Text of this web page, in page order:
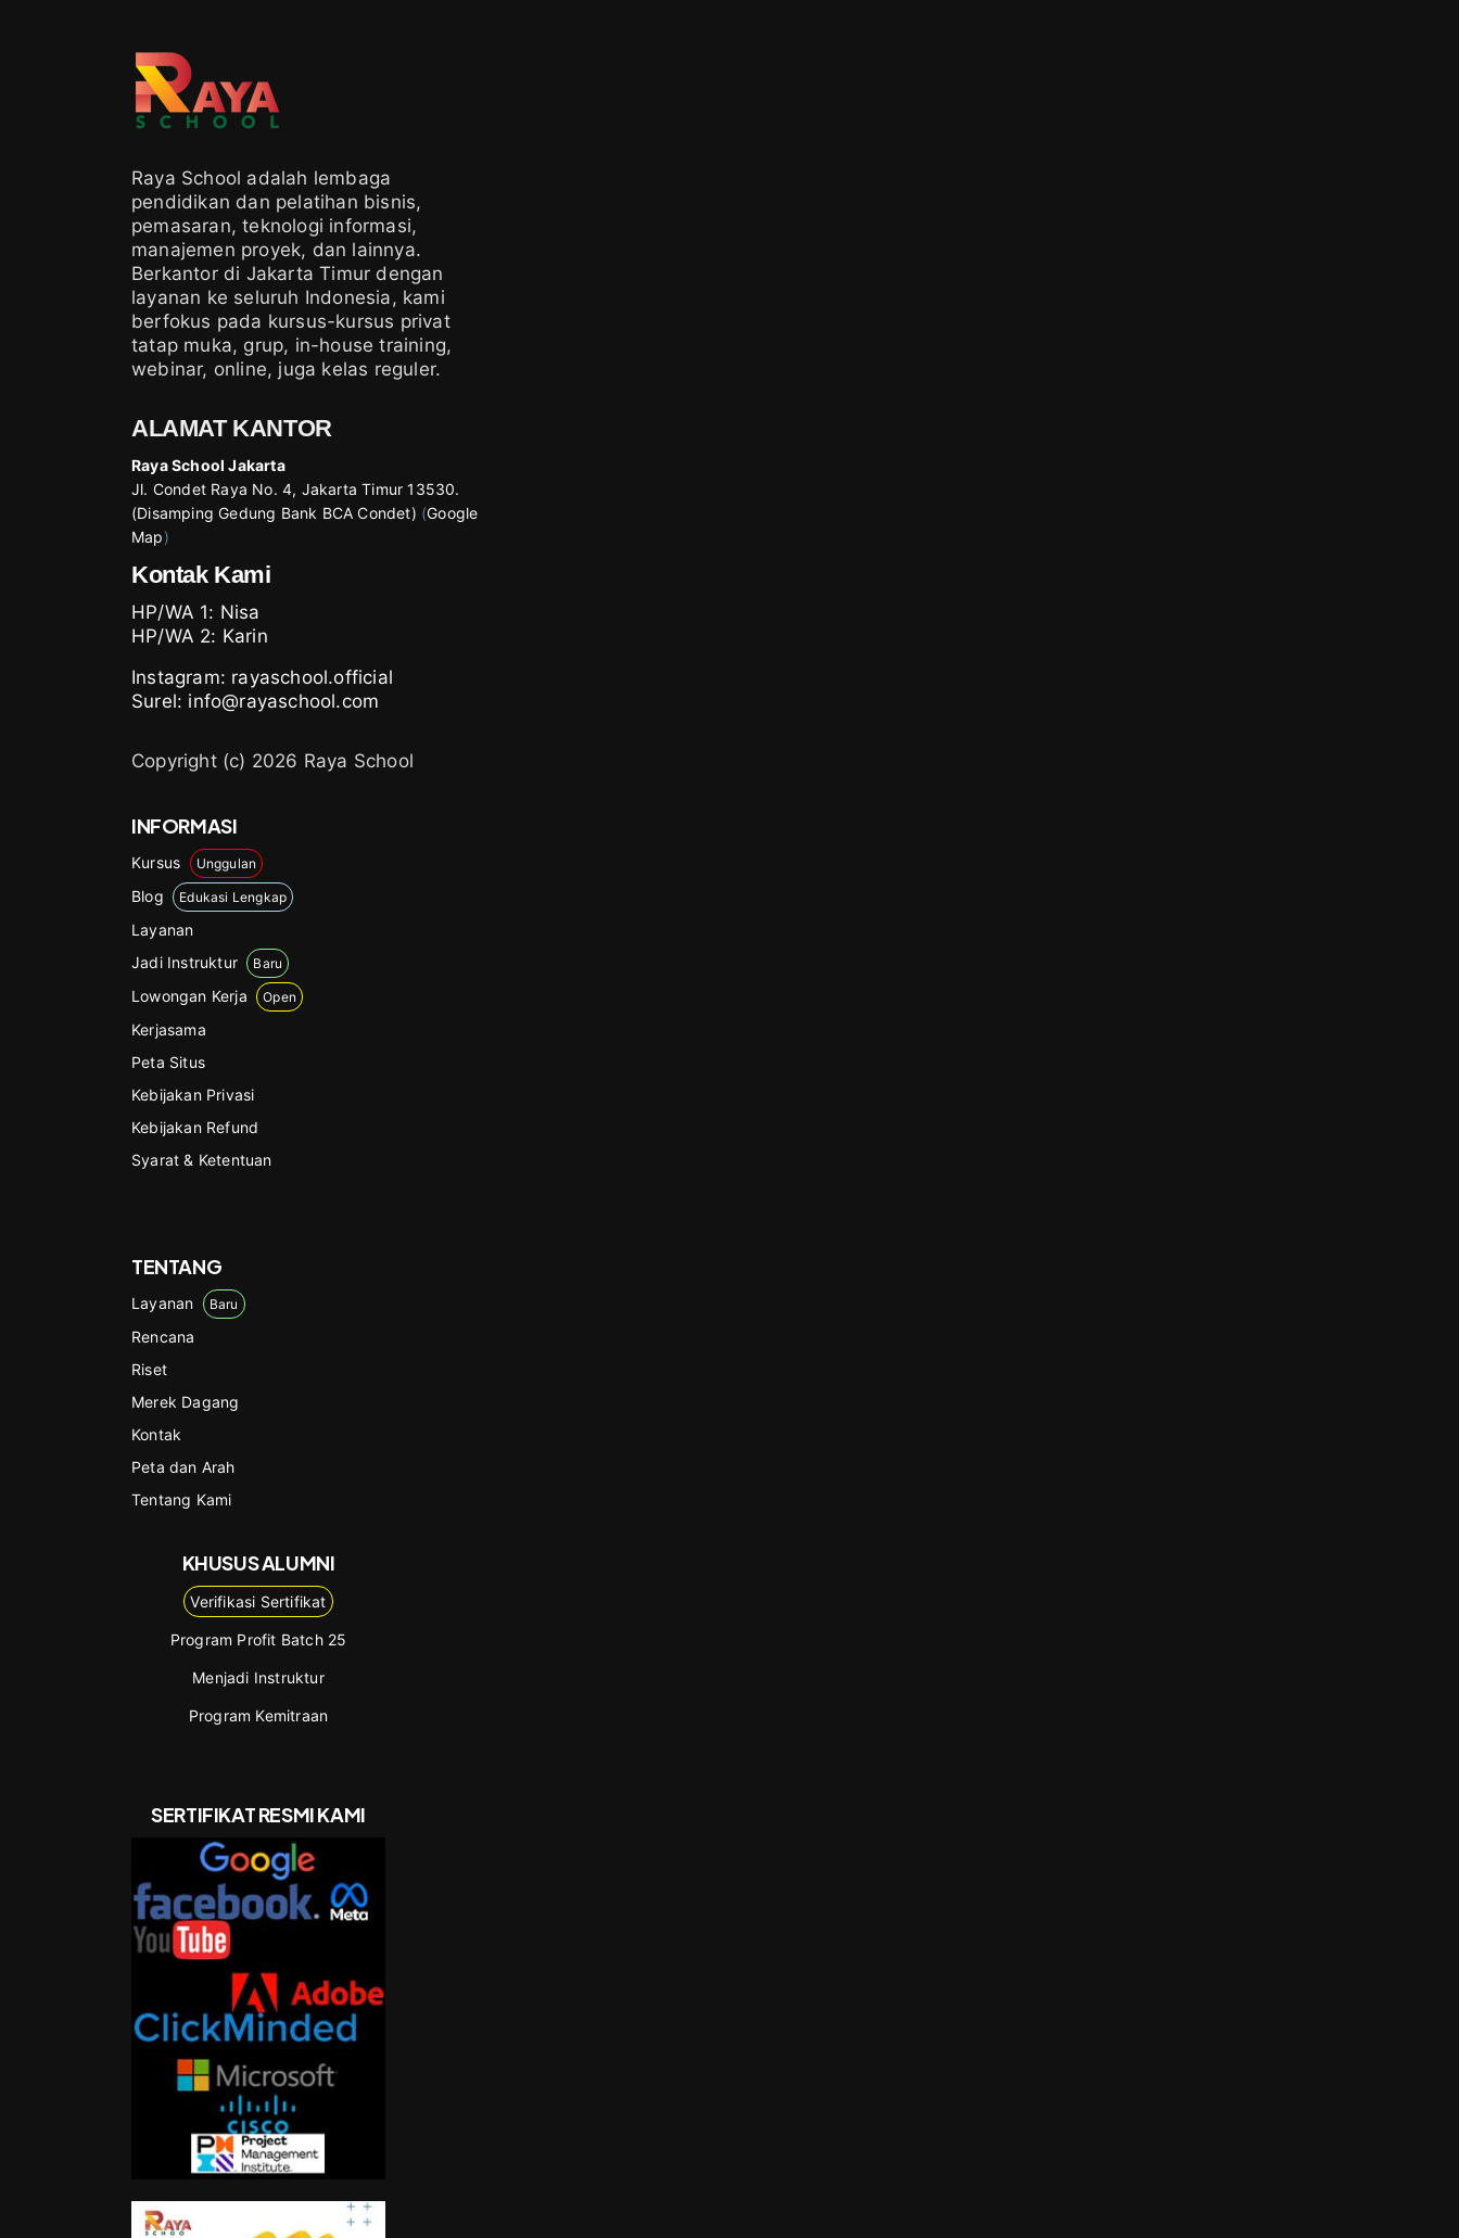
Raya School adalah lembaga
pendidikan dan pelatihan bisnis,
pemasaran, teknologi informasi,
manajemen proyek, dan lainnya.
Berkantor di Jakarta Timur dengan
layanan ke seluruh Indonesia, kami
berfokus pada kursus-kursus privat
tatap muka, grup, in-house training,
webinar, online, juga kelas reguler.
ALAMAT KANTOR
Raya School Jakarta
Jl. Condet Raya No. 4, Jakarta Timur 13530.
(Disamping Gedung Bank BCA Condet) (Google
Map)
Kontak Kami
HP/WA 1: Nisa
HP/WA 2: Karin
Instagram: rayaschool.official
Surel: info@rayaschool.com
Copyright (c) 2026 Raya School
INFORMASI
Kursus Unggulan
Blog Edukasi Lengkap
Layanan
Jadi Instruktur Baru
Lowongan Kerja Open
Kerjasama
Peta Situs
Kebijakan Privasi
Kebijakan Refund
Syarat & Ketentuan
TENTANG
Layanan Baru
Rencana
Riset
Merek Dagang
Kontak
Peta dan Arah
Tentang Kami
KHUSUS ALUMNI
Verifikasi Sertifikat
Program Profit Batch 25
Menjadi Instruktur
Program Kemitraan
SERTIFIKAT RESMI KAMI